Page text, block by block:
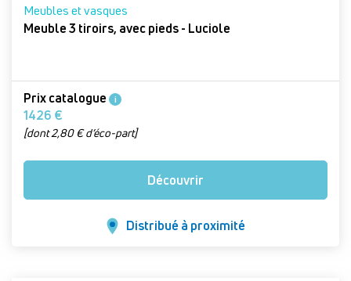
Meubles et vasques
Meuble 3 tiroirs, avec pieds - Luciole
Prix catalogue i
1426 €
[dont 2,80 € d’éco-part]
Découvrir
Distribué à proximité